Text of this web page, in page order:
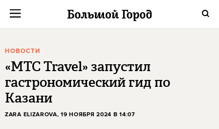
НОВОСТИ
«МТС Travel» запустил
гастрономический гид по
Казани
ZARA ELIZAROVA, 19 НОЯБРЯ 2024 В 14:07